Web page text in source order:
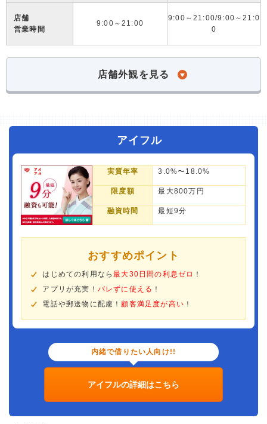
店舗
営業時間
9:00～21:00
9:00～21:00/9:00～21:0
0
店舗外観を見る
アイフル
実質年率 3.0%〜18.0%
限度額 最大800万円
融資時間 最短9分
おすすめポイント
はじめての利用なら最大30日間の利息ゼロ ！
アプリが充実！ バレずに使える ！
電話や郵送物に配慮！顧客満足度が高い ！
内緒で借りたい人向け!!
アイフルの詳細はこちら